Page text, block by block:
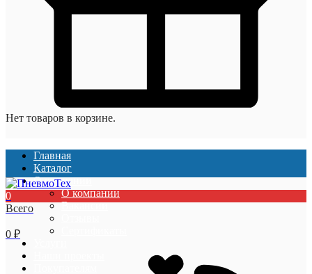
Нет товаров в корзине.
Главная
Каталог
О компании
О компании
Вакансии
0
Всего
0 ₽